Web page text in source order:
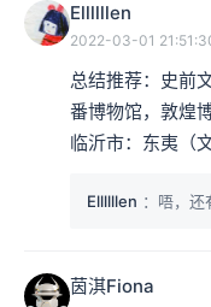
Ellllllen
2022-03-01
总结推荐：史前
番博物馆，敦煌
临沂市：东夷（
Ellllllen ：唔，还
茵淇Fiona